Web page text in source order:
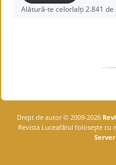
Alătură-te celorlalți 2.841 de
Drept de autor © 2009-2026
Revista Luceafărul foloseşte